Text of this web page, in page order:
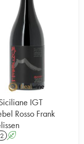
nera, uva
bianca, inzolia
dorato,
situé, ce
Les
(à base de
n’est
et du soufre
vendanges,
se font
IGT
Rosso Frank
A